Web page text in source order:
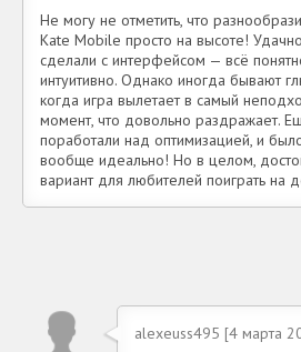
Не могу не отметить, что
Kate Mobile просто на высоте! Удачно
сделали с интерфейсом — всё
интуитивно. Однако иногда бывают
когда игра вылетает в самый
момент, что довольно раздражает.
поработали над оптимизацией, и
вообще идеально! Но в целом,
вариант для любителей поиграть на
alexeuss495 [4 марта